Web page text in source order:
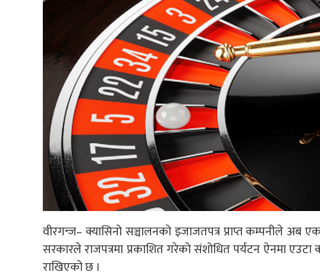
वीरगन्ज– क्यासिनो सञ्चालनको इजाजतपत्र प्राप्त कम्पनीले अब
सरकारले राजपत्रमा प्रकाशित गरेको संशोधित पर्यटन ऐनमा एउटा
राखिएको छ ।